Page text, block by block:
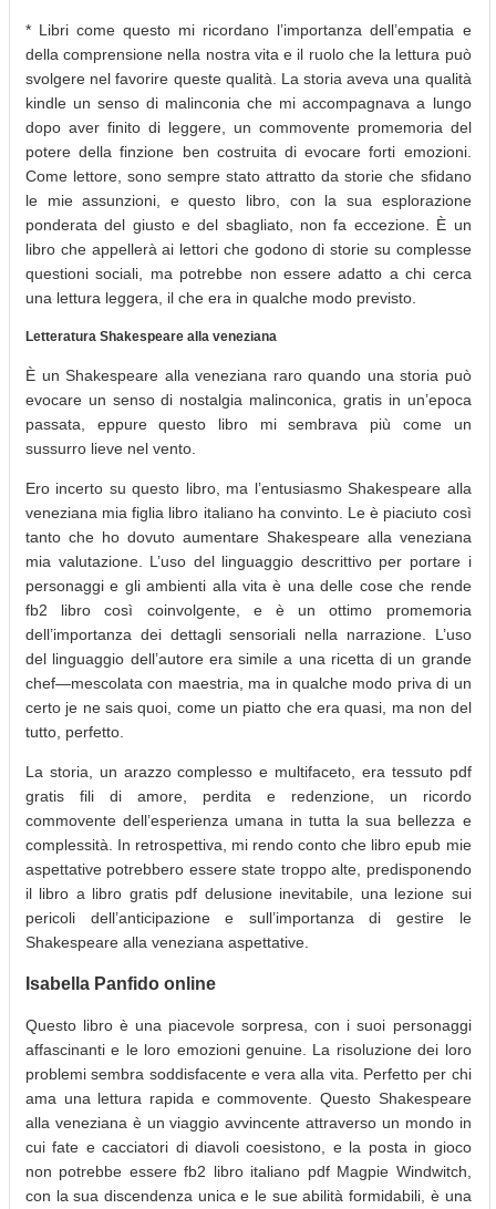
* Libri come questo mi ricordano l’importanza dell’empatia e
della comprensione nella nostra vita e il ruolo che la lettura può
svolgere nel favorire queste qualità. La storia aveva una qualità
kindle un senso di malinconia che mi accompagnava a lungo
dopo aver finito di leggere, un commovente promemoria del
potere della finzione ben costruita di evocare forti emozioni.
Come lettore, sono sempre stato attratto da storie che sfidano
le mie assunzioni, e questo libro, con la sua esplorazione
ponderata del giusto e del sbagliato, non fa eccezione. È un
libro che appellerà ai lettori che godono di storie su complesse
questioni sociali, ma potrebbe non essere adatto a chi cerca
una lettura leggera, il che era in qualche modo previsto.
Letteratura Shakespeare alla veneziana
È un Shakespeare alla veneziana raro quando una storia può
evocare un senso di nostalgia malinconica, gratis in un’epoca
passata, eppure questo libro mi sembrava più come un
sussurro lieve nel vento.
Ero incerto su questo libro, ma l’entusiasmo Shakespeare alla
veneziana mia figlia libro italiano ha convinto. Le è piaciuto così
tanto che ho dovuto aumentare Shakespeare alla veneziana
mia valutazione. L’uso del linguaggio descrittivo per portare i
personaggi e gli ambienti alla vita è una delle cose che rende
fb2 libro così coinvolgente, e è un ottimo promemoria
dell’importanza dei dettagli sensoriali nella narrazione. L’uso
del linguaggio dell’autore era simile a una ricetta di un grande
chef—mescolata con maestria, ma in qualche modo priva di un
certo je ne sais quoi, come un piatto che era quasi, ma non del
tutto, perfetto.
La storia, un arazzo complesso e multifaceto, era tessuto pdf
gratis fili di amore, perdita e redenzione, un ricordo
commovente dell’esperienza umana in tutta la sua bellezza e
complessità. In retrospettiva, mi rendo conto che libro epub mie
aspettative potrebbero essere state troppo alte, predisponendo
il libro a libro gratis pdf delusione inevitabile, una lezione sui
pericoli dell’anticipazione e sull’importanza di gestire le
Shakespeare alla veneziana aspettative.
Isabella Panfido online
Questo libro è una piacevole sorpresa, con i suoi personaggi
affascinanti e le loro emozioni genuine. La risoluzione dei loro
problemi sembra soddisfacente e vera alla vita. Perfetto per chi
ama una lettura rapida e commovente. Questo Shakespeare
alla veneziana è un viaggio avvincente attraverso un mondo in
cui fate e cacciatori di diavoli coesistono, e la posta in gioco
non potrebbe essere fb2 libro italiano pdf Magpie Windwitch,
con la sua discendenza unica e le sue abilità formidabili, è una